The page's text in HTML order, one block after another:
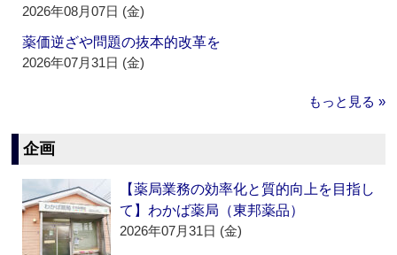
2026年08月07日 (金)
薬価逆ざや問題の抜本的改革を
2026年07月31日 (金)
もっと見る »
企画
【薬局業務の効率化と質的向上を目指し
て】わかば薬局（東邦薬品）
2026年07月31日 (金)